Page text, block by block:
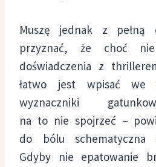
Muszę jednak z pełną
przyznać, że choć
doświadczenia z
łatwo jest wpisać we
wyznaczniki
na to nie spojrzeć –
do bólu schematyczna
Gdyby nie epatowanie